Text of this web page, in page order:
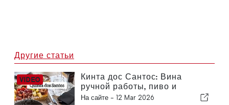
Другие статьи
Кинта дос Сантос: Вина
ручной работы, пиво и
кулинарные изыски
На сайте - 12 Mar 2026